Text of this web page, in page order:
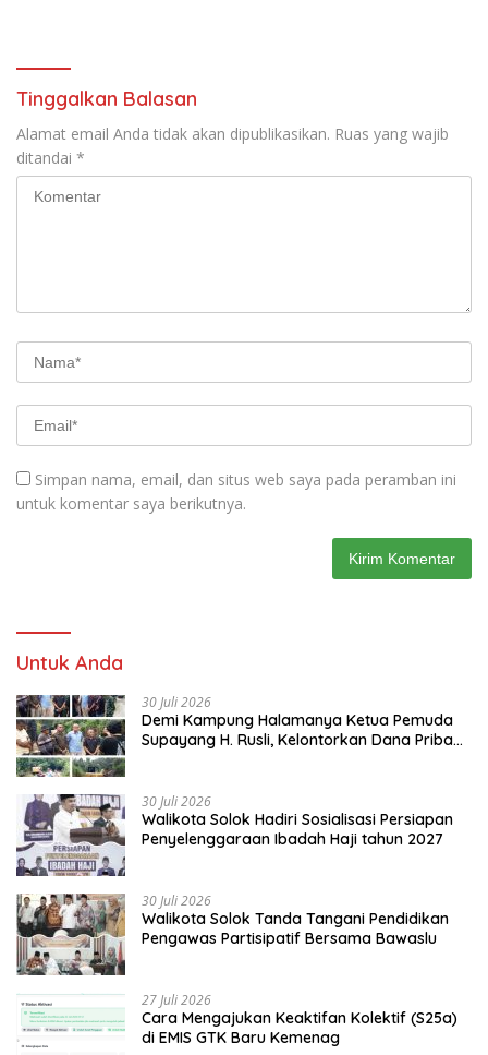
Tinggalkan Balasan
Alamat email Anda tidak akan dipublikasikan. Ruas yang wajib
ditandai *
Simpan nama, email, dan situs web saya pada peramban ini
untuk komentar saya berikutnya.
Untuk Anda
30 Juli 2026
Demi Kampung Halamanya Ketua Pemuda
Supayang H. Rusli, Kelontorkan Dana Pribadi
30 Juli 2026
Walikota Solok Hadiri Sosialisasi Persiapan
Penyelenggaraan Ibadah Haji tahun 2027
30 Juli 2026
Walikota Solok Tanda Tangani Pendidikan
Pengawas Partisipatif Bersama Bawaslu
27 Juli 2026
Cara Mengajukan Keaktifan Kolektif (S25a)
di EMIS GTK Baru Kemenag